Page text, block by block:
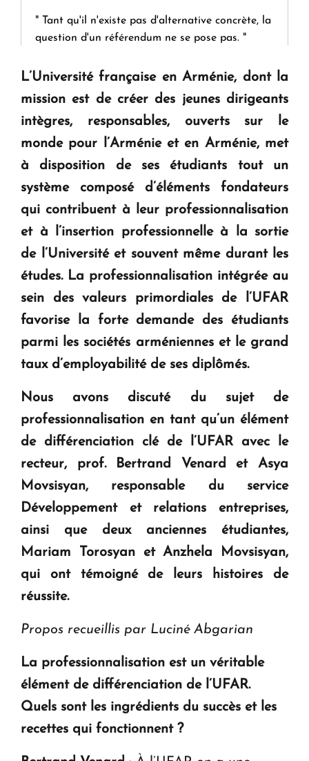
" Tant qu'il n'existe pas d'alternative concrète, la
question d'un référendum ne se pose pas. "
KASA : 30 ans d'audace, de résilience et d'avenir
en Arménie
Le premier hôtel Hyatt Regency d'Arménie
ouvrira ses portes à Dilijan
L’Université française en Arménie, dont la
mission est de créer des jeunes dirigeants
intègres, responsables, ouverts sur le
monde pour l’Arménie et en Arménie, met
à disposition de ses étudiants tout un
système composé d’éléments fondateurs
qui contribuent à leur professionnalisation
et à l’insertion professionnelle à la sortie
de l’Université et souvent même durant les
études. La professionnalisation intégrée au
sein des valeurs primordiales de l’UFAR
favorise la forte demande des étudiants
parmi les sociétés arméniennes et le grand
taux d’employabilité de ses diplômés.
Nous avons discuté du sujet de
professionnalisation en tant qu’un élément
de différenciation clé de l’UFAR avec le
recteur, prof. Bertrand Venard et Asya
Movsisyan, responsable du service
Développement et relations entreprises,
ainsi que deux anciennes étudiantes,
Mariam Torosyan et Anzhela Movsisyan,
qui ont témoigné de leurs histoires de
réussite.
Propos recueillis par Luciné Abgarian
La professionnalisation est un véritable
élément de différenciation de l’UFAR.
Quels sont les ingrédients du succès et les
recettes qui fonctionnent ?